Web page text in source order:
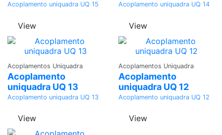
Acoplamento uniquadra UQ 15
View
Acoplamento uniquadra UQ 14
View
Adicionar
Acoplamentos Uniquadra
Acoplamento
uniquadra UQ 13
Acoplamento uniquadra UQ 13
View
Adicionar
Acoplamentos Uniquadra
Acoplamento
uniquadra UQ 12
Acoplamento uniquadra UQ 12
View